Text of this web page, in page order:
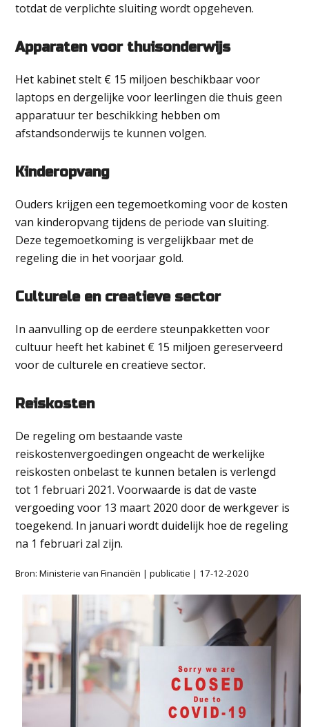
totdat de verplichte sluiting wordt opgeheven.
Apparaten voor thuisonderwijs
Het kabinet stelt € 15 miljoen beschikbaar voor
laptops en dergelijke voor leerlingen die thuis geen
apparatuur ter beschikking hebben om
afstandsonderwijs te kunnen volgen.
Kinderopvang
Ouders krijgen een tegemoetkoming voor de kosten
van kinderopvang tijdens de periode van sluiting.
Deze tegemoetkoming is vergelijkbaar met de
regeling die in het voorjaar gold.
Culturele en creatieve sector
In aanvulling op de eerdere steunpakketten voor
cultuur heeft het kabinet € 15 miljoen gereserveerd
voor de culturele en creatieve sector.
Reiskosten
De regeling om bestaande vaste
reiskostenvergoedingen ongeacht de werkelijke
reiskosten onbelast te kunnen betalen is verlengd
tot 1 februari 2021. Voorwaarde is dat de vaste
vergoeding voor 13 maart 2020 door de werkgever is
toegekend. In januari wordt duidelijk hoe de regeling
na 1 februari zal zijn.
Bron: Ministerie van Financiën | publicatie | 17-12-2020